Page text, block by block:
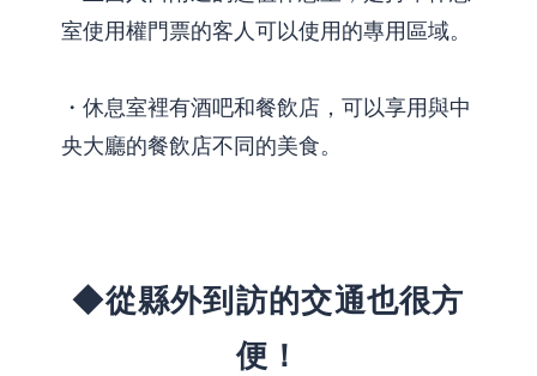
室使用權門票的客人可以使用的專用區域。
・休息室裡有酒吧和餐飲店，可以享用與中
央大廳的餐飲店不同的美食。
◆從縣外到訪的交通也很方
便！